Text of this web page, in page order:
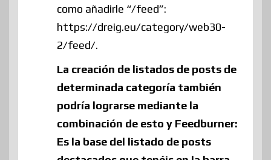
como añadirle “/feed”:
https://dreig.eu/category/web30-
2/feed/.
La creación de listados de posts de
determinada categoría también
podría lograrse mediante la
combinación de esto y Feedburner:
Es la base del listado de posts